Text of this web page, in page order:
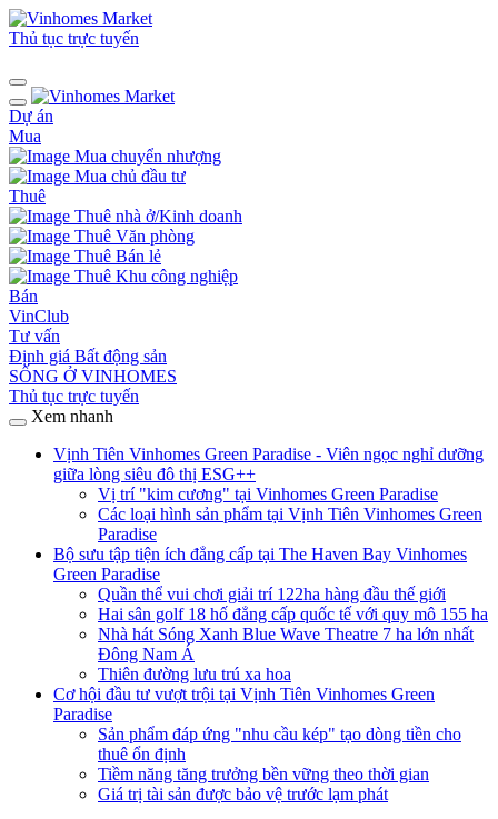
Thủ tục trực tuyến
Dự án
Mua
Mua chuyển nhượng
Mua chủ đầu tư
Thuê
Thuê nhà ở/Kinh doanh
Thuê Văn phòng
Thuê Bán lẻ
Thuê Khu công nghiệp
Bán
VinClub
Tư vấn
Định giá Bất động sản
SỐNG Ở VINHOMES
Thủ tục trực tuyến
Xem nhanh
Vịnh Tiên Vinhomes Green Paradise - Viên ngọc nghỉ dưỡng
giữa lòng siêu đô thị ESG++
Vị trí "kim cương" tại Vinhomes Green Paradise
Các loại hình sản phẩm tại Vịnh Tiên Vinhomes Green
Paradise
Bộ sưu tập tiện ích đẳng cấp tại The Haven Bay Vinhomes
Green Paradise
Quần thể vui chơi giải trí 122ha hàng đầu thế giới
Hai sân golf 18 hố đẳng cấp quốc tế với quy mô 155 ha
Nhà hát Sóng Xanh Blue Wave Theatre 7 ha lớn nhất
Đông Nam Á
Thiên đường lưu trú xa hoa
Cơ hội đầu tư vượt trội tại Vịnh Tiên Vinhomes Green
Paradise
Sản phẩm đáp ứng "nhu cầu kép" tạo dòng tiền cho
thuê ổn định
Tiềm năng tăng trưởng bền vững theo thời gian
Giá trị tài sản được bảo vệ trước lạm phát